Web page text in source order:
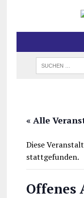
« Alle
Diese
stattgefunden.
Offenes